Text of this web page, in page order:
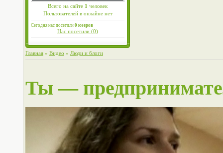
Всего на сайте 1 человек
Пользователей в онлайне нет
Сегодня нас посетили 0 юзеров
Нас посетили (0)
Главная » Видео » Люди и блоги
Ты —